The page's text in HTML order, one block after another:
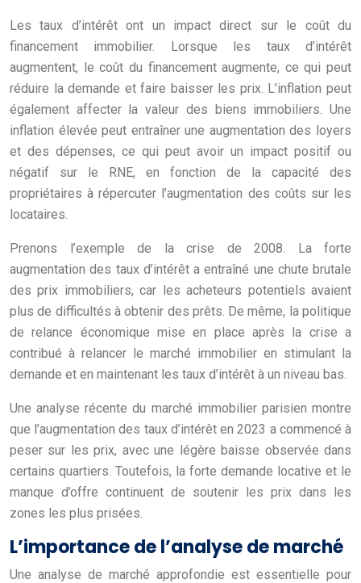
Les taux d’intérêt ont un impact direct sur le coût du
financement immobilier. Lorsque les taux d’intérêt
augmentent, le coût du financement augmente, ce qui peut
réduire la demande et faire baisser les prix. L’inflation peut
également affecter la valeur des biens immobiliers. Une
inflation élevée peut entraîner une augmentation des loyers
et des dépenses, ce qui peut avoir un impact positif ou
négatif sur le RNE, en fonction de la capacité des
propriétaires à répercuter l’augmentation des coûts sur les
locataires.
Prenons l’exemple de la crise de 2008. La forte
augmentation des taux d’intérêt a entraîné une chute brutale
des prix immobiliers, car les acheteurs potentiels avaient
plus de difficultés à obtenir des prêts. De même, la politique
de relance économique mise en place après la crise a
contribué à relancer le marché immobilier en stimulant la
demande et en maintenant les taux d’intérêt à un niveau bas.
Une analyse récente du marché immobilier parisien montre
que l’augmentation des taux d’intérêt en 2023 a commencé à
peser sur les prix, avec une légère baisse observée dans
certains quartiers. Toutefois, la forte demande locative et le
manque d’offre continuent de soutenir les prix dans les
zones les plus prisées.
L’importance de l’analyse de marché
Une analyse de marché approfondie est essentielle pour